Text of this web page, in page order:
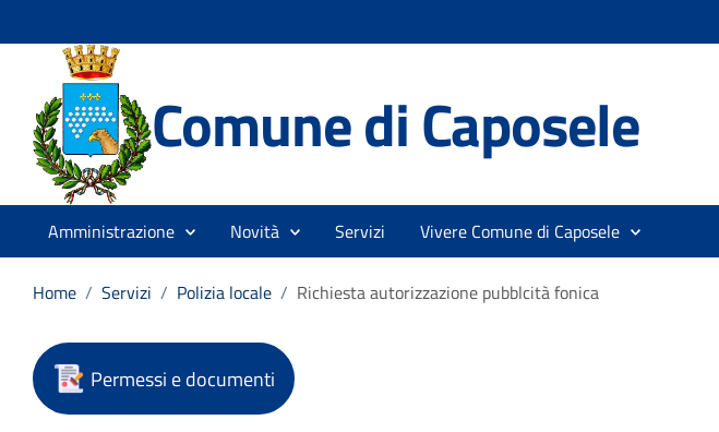
Comune di Caposele
Amministrazione Novità Servizi Vivere Comune di Caposele
Home / Servizi / Polizia locale / Richiesta autorizzazione pubblcità fonica
Permessi e documenti